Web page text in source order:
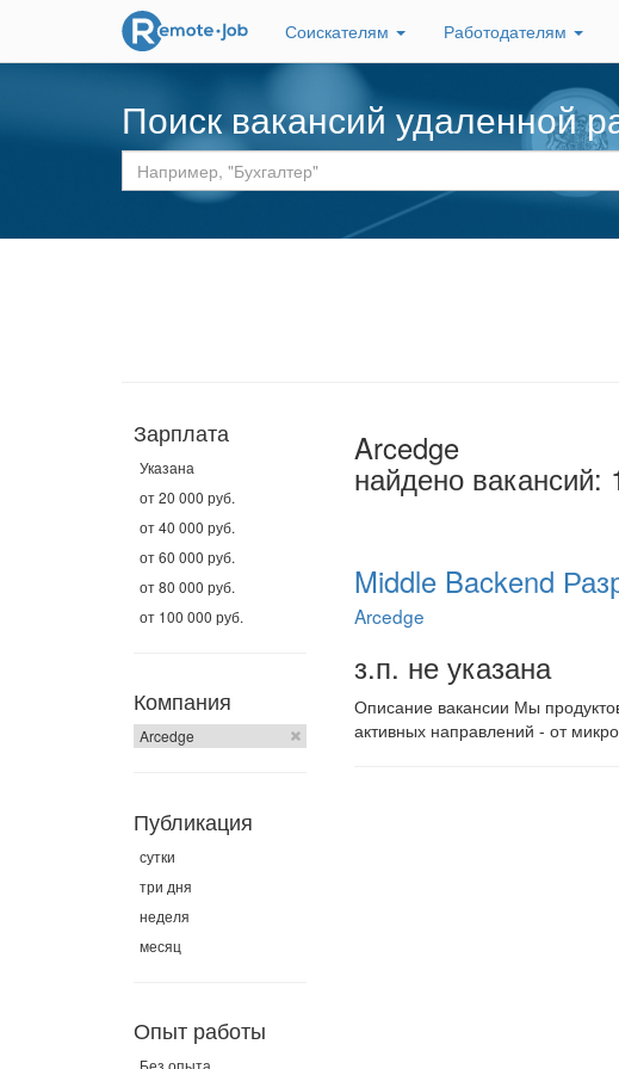
Соискателям Работодателям
Поиск вакансий удаленной
Зарплата
Указана
от 20 000 руб.
от 40 000 руб.
от 60 000 руб.
от 80 000 руб.
от 100 000 руб.
Компания
Arcedge
Публикация
сутки
три дня
неделя
месяц
Опыт работы
Без опыта
Arcedge
найдено вакансий:
Middle Backend
Arcedge
з.п. не указана
Описание вакансии Мы
активных направлений - от